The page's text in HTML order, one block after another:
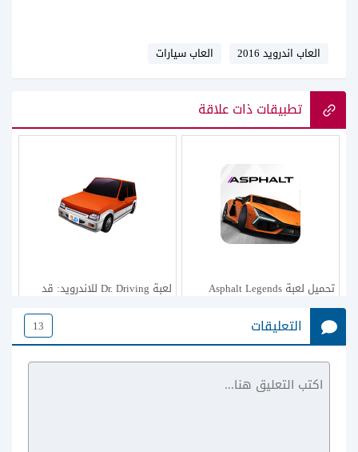
العاب اندرويد 2016 العاب سيارات
تطبيقات ذات علاقة
تحميل لعبة Asphalt Legends
للأندرويد
لعبة Dr. Driving للاندرويد: قد
سيارتك بذكاء وليس بسرعة فقط
التعليقات 13